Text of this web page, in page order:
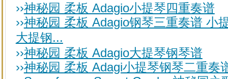
››神秘园 柔板 Adagio小提琴四重奏谱
››神秘园 柔板 Adagio钢琴三重奏谱 小
大提钢...
››神秘园 柔板 Adagio大提琴钢琴谱
››神秘园 柔板 Adagi小提琴钢琴二重奏